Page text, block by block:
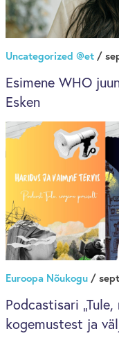
Uncategorized @et/
Esimene WHO
Esken
Euroopa Nõukogu/
Podcastisari
kogemustest ja